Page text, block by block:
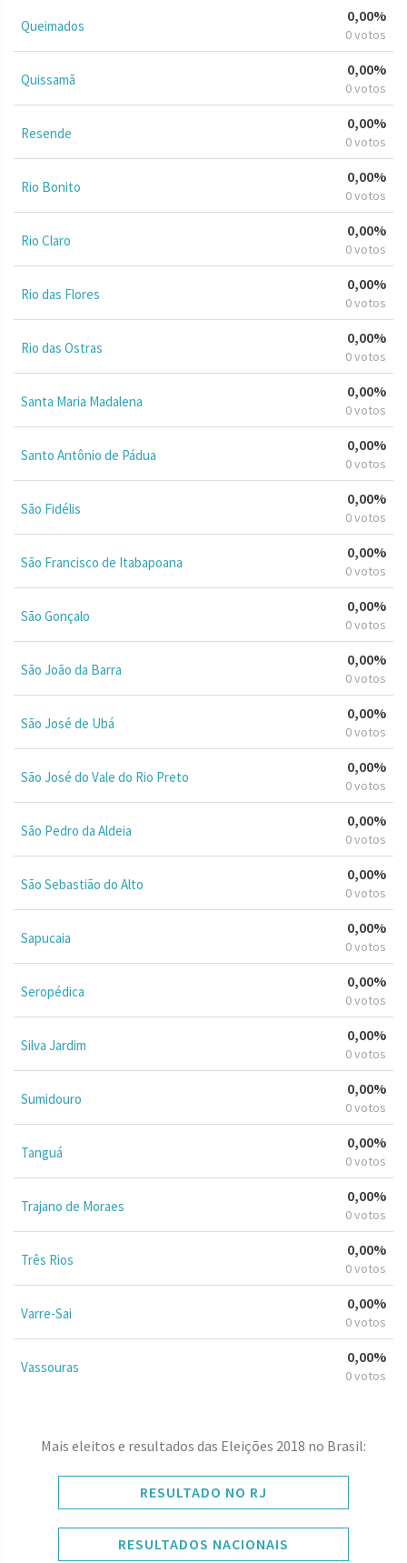
Queimados
0,00%
0 votos
Quissamã
0,00%
0 votos
Resende
0,00%
0 votos
Rio Bonito
0,00%
0 votos
Rio Claro
0,00%
0 votos
Rio das Flores
0,00%
0 votos
Rio das Ostras
0,00%
0 votos
Santa Maria Madalena
0,00%
0 votos
Santo Antônio de Pádua
0,00%
0 votos
São Fidélis
0,00%
0 votos
São Francisco de Itabapoana
0,00%
0 votos
São Gonçalo
0,00%
0 votos
São João da Barra
0,00%
0 votos
São José de Ubá
0,00%
0 votos
São José do Vale do Rio Preto
0,00%
0 votos
São Pedro da Aldeia
0,00%
0 votos
São Sebastião do Alto
0,00%
0 votos
Sapucaia
0,00%
0 votos
Seropédica
0,00%
0 votos
Silva Jardim
0,00%
0 votos
Sumidouro
0,00%
0 votos
Tanguá
0,00%
0 votos
Trajano de Moraes
0,00%
0 votos
Três Rios
0,00%
0 votos
Varre-Sai
0,00%
0 votos
Vassouras
0,00%
0 votos
Mais eleitos e resultados das Eleições 2018 no Brasil:
RESULTADO NO RJ
RESULTADOS NACIONAIS